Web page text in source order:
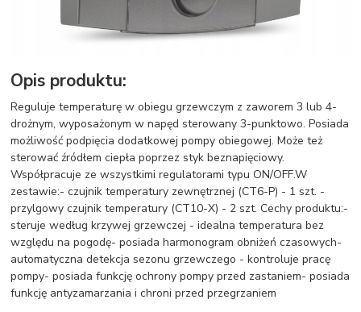
Opis produktu:
Reguluje temperaturę w obiegu grzewczym z zaworem 3 lub 4-
drożnym, wyposażonym w napęd sterowany 3-punktowo. Posiada
możliwość podpięcia dodatkowej pompy obiegowej. Może też
sterować źródłem ciepła poprzez styk beznapięciowy.
Współpracuje ze wszystkimi regulatorami typu ON/OFF.W
zestawie:- czujnik temperatury zewnętrznej (CT6-P) - 1 szt. -
przylgowy czujnik temperatury (CT10-X) - 2 szt. Cechy produktu:-
steruje według krzywej grzewczej - idealna temperatura bez
względu na pogodę- posiada harmonogram obniżeń czasowych-
automatyczna detekcja sezonu grzewczego - kontroluje pracę
pompy- posiada funkcję ochrony pompy przed zastaniem- posiada
funkcję antyzamarzania i chroni przed przegrzaniem